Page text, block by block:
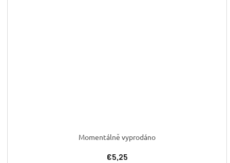
Momentálně vyprodáno
€5,25